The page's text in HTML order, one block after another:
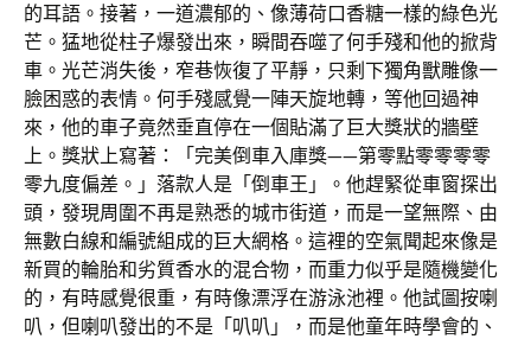
的耳語。接著，一道濃郁的、像薄荷口香糖一樣的綠色光
芒。猛地從柱子爆發出來，瞬間吞噬了何手殘和他的掀背
車。光芒消失後，窄巷恢復了平靜，只剩下獨角獸雕像一
臉困惑的表情。何手殘感覺一陣天旋地轉，等他回過神
來，他的車子竟然垂直停在一個貼滿了巨大獎狀的牆壁
上。獎狀上寫著：「完美倒車入庫獎——第零點零零零零
零九度偏差。」落款人是「倒車王」。他趕緊從車窗探出
頭，發現周圍不再是熟悉的城市街道，而是一望無際、由
無數白線和編號組成的巨大網格。這裡的空氣聞起來像是
新買的輪胎和劣質香水的混合物，而重力似乎是隨機變化
的，有時感覺很重，有時像漂浮在游泳池裡。他試圖按喇
叭，但喇叭發出的不是「叭叭」，而是他童年時學會的、